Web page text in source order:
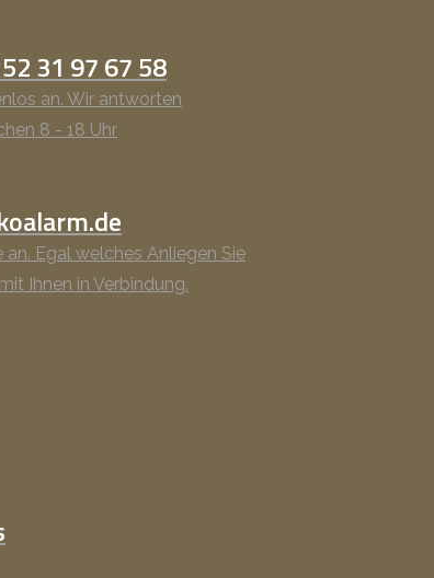
31 97 67 58
an. Wir antworten
8 - 18 Uhr
an. Egal welches Anliegen Sie
Ihnen in Verbindung.